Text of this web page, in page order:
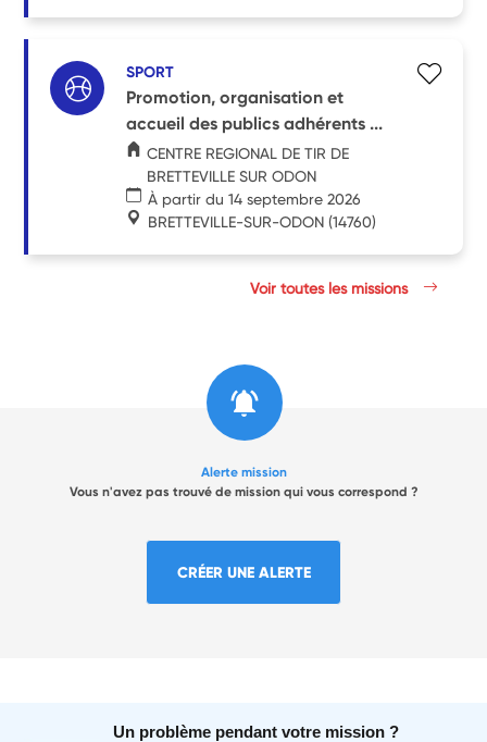
SPORT
Promotion, organisation et
accueil des publics adhérents ...
CENTRE REGIONAL DE TIR DE
BRETTEVILLE SUR ODON
À partir du 14 septembre 2026
BRETTEVILLE-SUR-ODON (14760)
Voir toutes les missions
Alerte mission
Vous n'avez pas trouvé de mission qui vous correspond ?
CRÉER UNE ALERTE
Un problème pendant votre mission ?